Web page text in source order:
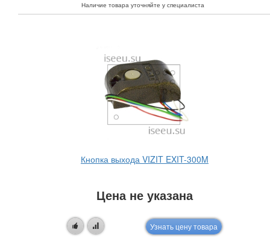
Наличие товара уточняйте у специалиста
Кнопка выхода VIZIT EXIT-300M
Цена не указана
Узнать цену товара